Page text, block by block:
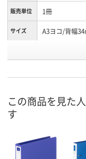
販売単位 1冊
サイズ A3ヨコ/背幅
カ
この商品を見た
す